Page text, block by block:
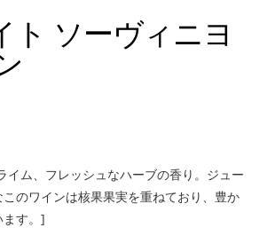
ト ソーヴィニヨ
イム、フレッシュなハーブの香り。ジュー
のワインは核果果実を重ねており、豊か
ます。]